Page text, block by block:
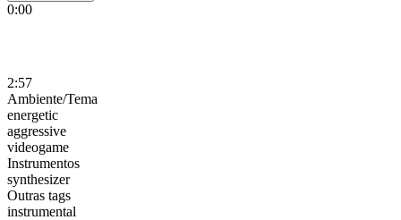
0:00
2:57
Ambiente/Tema
energetic
aggressive
videogame
Instrumentos
synthesizer
Outras tags
instrumental